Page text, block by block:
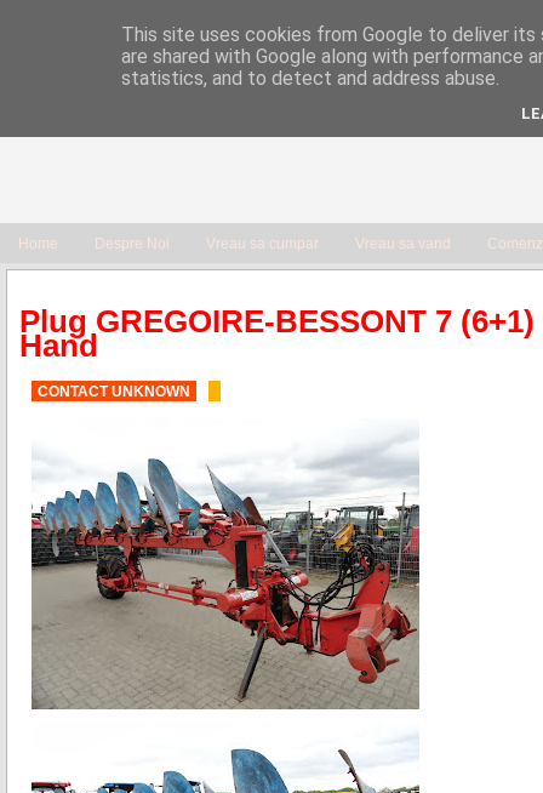
Home Despre Noi Vreau sa cumpar Vreau sa vand
Plug GREGOIRE-BESSONT 7
Hand
CONTACT UNKNOWN
This site uses cookies from Google to deliver
are shared with Google along with performance
statistics, and to detect and address abuse.